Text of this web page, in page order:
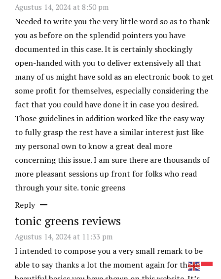
Agustus 14, 2024 at 8:50 pm
Needed to write you the very little word so as to thank
you as before on the splendid pointers you have
documented in this case. It is certainly shockingly
open-handed with you to deliver extensively all that
many of us might have sold as an electronic book to get
some profit for themselves, especially considering the
fact that you could have done it in case you desired.
Those guidelines in addition worked like the easy way
to fully grasp the rest have a similar interest just like
my personal own to know a great deal more
concerning this issue. I am sure there are thousands of
more pleasant sessions up front for folks who read
through your site.tonic greens
Reply
tonic greens reviews
Agustus 14, 2024 at 11:33 pm
I intended to compose you a very small remark to be
able to say thanks a lot the moment again for those